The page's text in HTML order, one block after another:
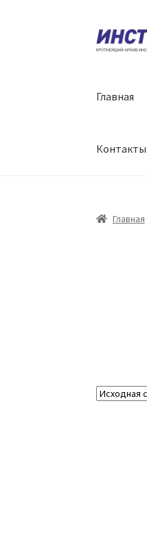
Перейти
к
Перейти
к
Главная
Контакты
Главная